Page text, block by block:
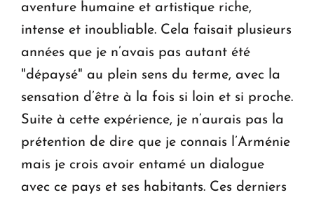
aventure humaine et artistique riche,
intense et inoubliable. Cela faisait plusieurs
années que je n’avais pas autant été
"dépaysé" au plein sens du terme, avec la
sensation d’être à la fois si loin et si proche.
Suite à cette expérience, je n’aurais pas la
prétention de dire que je connais l’Arménie
mais je crois avoir entamé un dialogue
avec ce pays et ses habitants. Ces derniers